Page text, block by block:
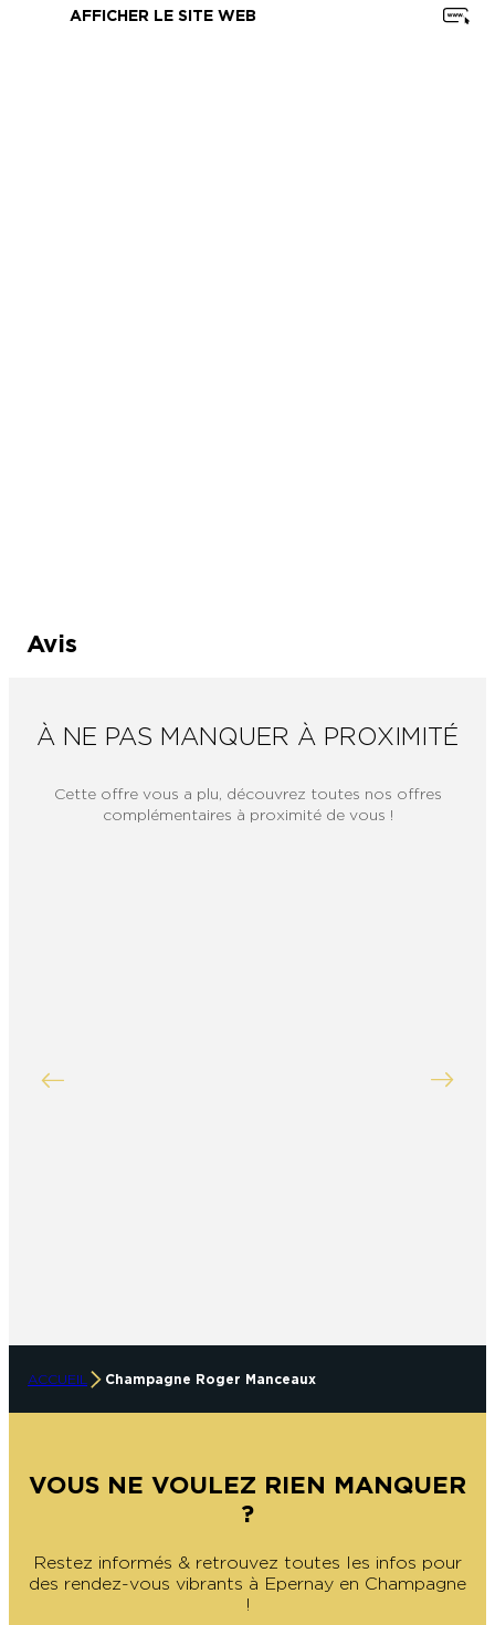
AFFICHER LE SITE WEB
Avis
À NE PAS MANQUER À PROXIMITÉ
Cette offre vous a plu, découvrez toutes nos offres
complémentaires à proximité de vous !
ACCUEIL Champagne Roger Manceaux
VOUS NE VOULEZ RIEN MANQUER
?
Restez informés & retrouvez toutes les infos pour
des rendez-vous vibrants à Epernay en Champagne
!